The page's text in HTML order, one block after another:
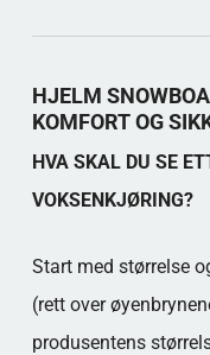
HJELM
KOMFORT OG
HVA SKAL DU SE
VOKSENKJØRING?
Start med størrelse
(rett over
produsentens